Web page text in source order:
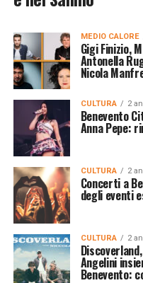
MEDIO CALORE
Gigi Finizio,
Antonella
Nicola
CULTURA 2
Benevento
Anna Pepe:
CULTURA 2
Concerti a
degli eventi
CULTURA 2
Angelini
Benevento: